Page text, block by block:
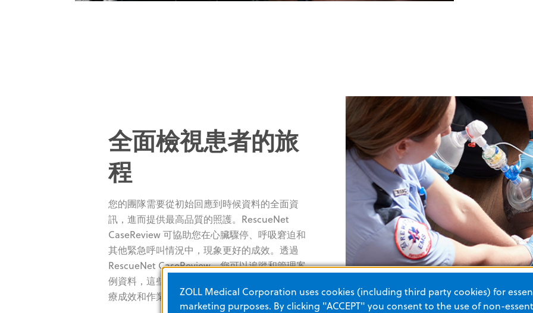
全面檢視患者的旅
程
您的團隊需要從初始回應到時候資料的全面資
訊，進而提供最高品質的照護。RescueNet
CaseReview 可協助您在心臟驟停、呼吸窘迫和
其他緊急呼叫情況中，現象更好的成效。透過
RescueNet CaseReview，您可以追蹤和管理案
例資料，這些資料會提供資訊，協助提高患者治
療成效和作業效率。ZOLL Medical Corporation uses cookies (including third party cookies) for
marketing purposes. By clicking "ACCEPT" you consent to the use of non-